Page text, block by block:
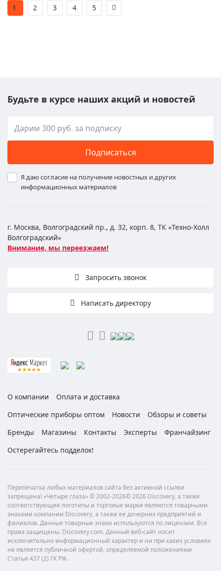
1 2 3 4 5
Будьте в курсе наших акций и новостей
Подписаться
Я даю согласие на получение новостных и других
информационных материалов
г. Москва, Волгоградский пр., д. 32, корп. 8, ТК «Техно-Холл
Волгоградский»
Внимание, мы переезжаем!
Запросить звонок
Написать директору
О компании
Оплата и доставка
Оптические приборы оптом
Новости
Обзоры и советы
Бренды
Магазины Контакты Эксперты
Франчайзинг
Остерегайтесь подделок!
Перепечатка любых материалов сайта без активной ссылки
запрещена! «Четыре глаза» © 2002-2026© 2026 Discovery, а также
соответствующие логотипы и торговые марки являются товарными
знаками компании Discovery, а также ее дочерних предприятий и
филиалов. Данные товарные знаки используются по лицензии. Все
права защищены. Discovery.com. Данный веб-сайт носит
исключительно информационный характер и ни при каких условиях
не является публичной офертой, определяемой положениями
Статьи 437 (2) ГК РФ.